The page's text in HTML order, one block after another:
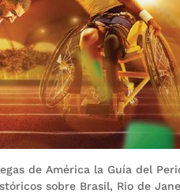
de América la Guía del
sobre Brasil, Rio de